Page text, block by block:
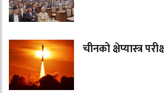
चीनको क्षेप्यास्त्र